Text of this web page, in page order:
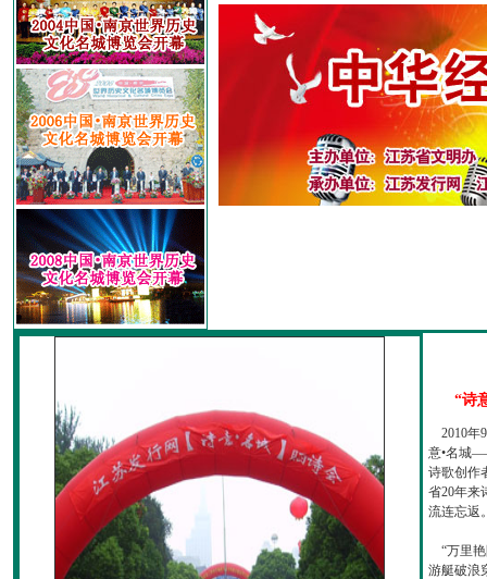
“诗
2010年
意•名城
诗歌创作
省20年来
流连忘返
“万里艳
游艇破浪